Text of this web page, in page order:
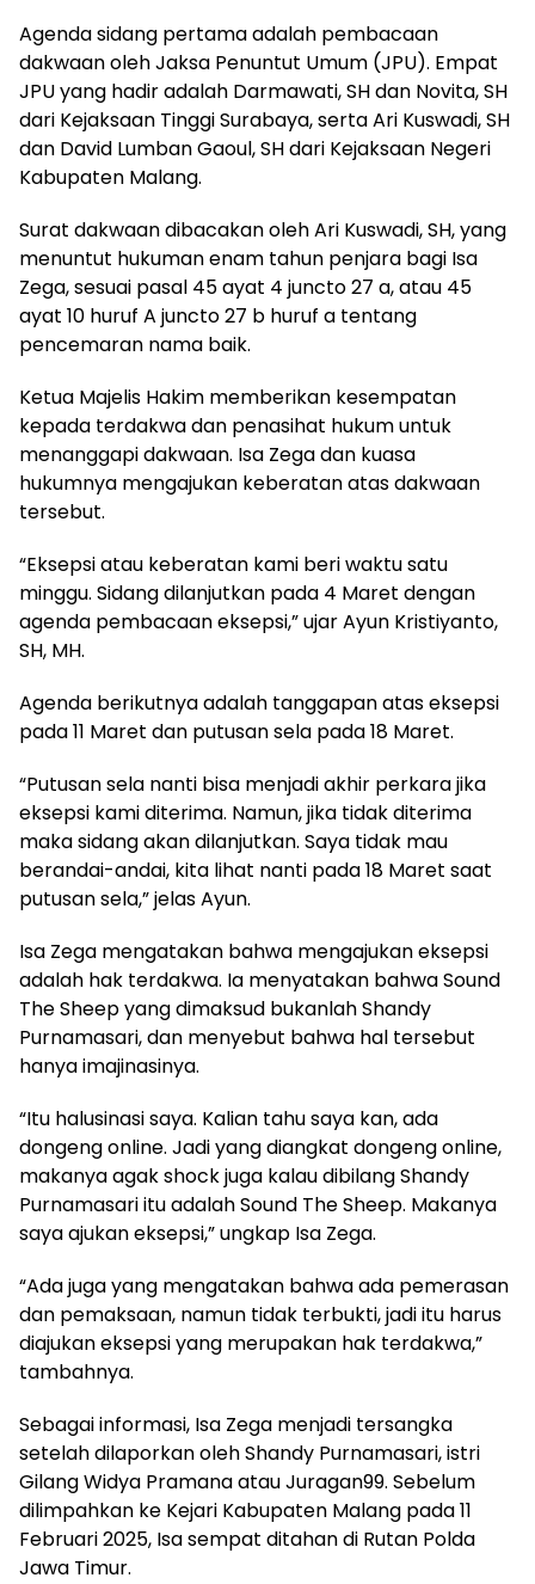
Agenda sidang pertama adalah pembacaan
dakwaan oleh Jaksa Penuntut Umum (JPU). Empat
JPU yang hadir adalah Darmawati, SH dan Novita, SH
dari Kejaksaan Tinggi Surabaya, serta Ari Kuswadi, SH
dan David Lumban Gaoul, SH dari Kejaksaan Negeri
Kabupaten Malang.
Surat dakwaan dibacakan oleh Ari Kuswadi, SH, yang
menuntut hukuman enam tahun penjara bagi Isa
Zega, sesuai pasal 45 ayat 4 juncto 27 a, atau 45
ayat 10 huruf A juncto 27 b huruf a tentang
pencemaran nama baik.
Ketua Majelis Hakim memberikan kesempatan
kepada terdakwa dan penasihat hukum untuk
menanggapi dakwaan. Isa Zega dan kuasa
hukumnya mengajukan keberatan atas dakwaan
tersebut.
“Eksepsi atau keberatan kami beri waktu satu
minggu. Sidang dilanjutkan pada 4 Maret dengan
agenda pembacaan eksepsi,” ujar Ayun Kristiyanto,
SH, MH.
Agenda berikutnya adalah tanggapan atas eksepsi
pada 11 Maret dan putusan sela pada 18 Maret.
“Putusan sela nanti bisa menjadi akhir perkara jika
eksepsi kami diterima. Namun, jika tidak diterima
maka sidang akan dilanjutkan. Saya tidak mau
berandai-andai, kita lihat nanti pada 18 Maret saat
putusan sela,” jelas Ayun.
Isa Zega mengatakan bahwa mengajukan eksepsi
adalah hak terdakwa. Ia menyatakan bahwa Sound
The Sheep yang dimaksud bukanlah Shandy
Purnamasari, dan menyebut bahwa hal tersebut
hanya imajinasinya.
“Itu halusinasi saya. Kalian tahu saya kan, ada
dongeng online. Jadi yang diangkat dongeng online,
makanya agak shock juga kalau dibilang Shandy
Purnamasari itu adalah Sound The Sheep. Makanya
saya ajukan eksepsi,” ungkap Isa Zega.
“Ada juga yang mengatakan bahwa ada pemerasan
dan pemaksaan, namun tidak terbukti, jadi itu harus
diajukan eksepsi yang merupakan hak terdakwa,”
tambahnya.
Sebagai informasi, Isa Zega menjadi tersangka
setelah dilaporkan oleh Shandy Purnamasari, istri
Gilang Widya Pramana atau Juragan99. Sebelum
dilimpahkan ke Kejari Kabupaten Malang pada 11
Februari 2025, Isa sempat ditahan di Rutan Polda
Jawa Timur.